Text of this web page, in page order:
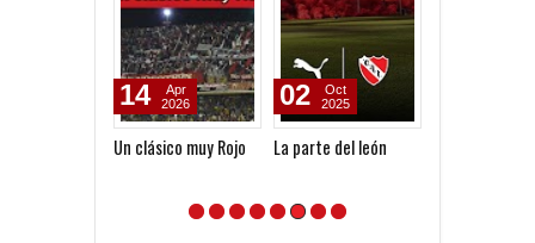
Un clásico muy Rojo
14
Apr
2026
La parte del león
02
Oct
2025